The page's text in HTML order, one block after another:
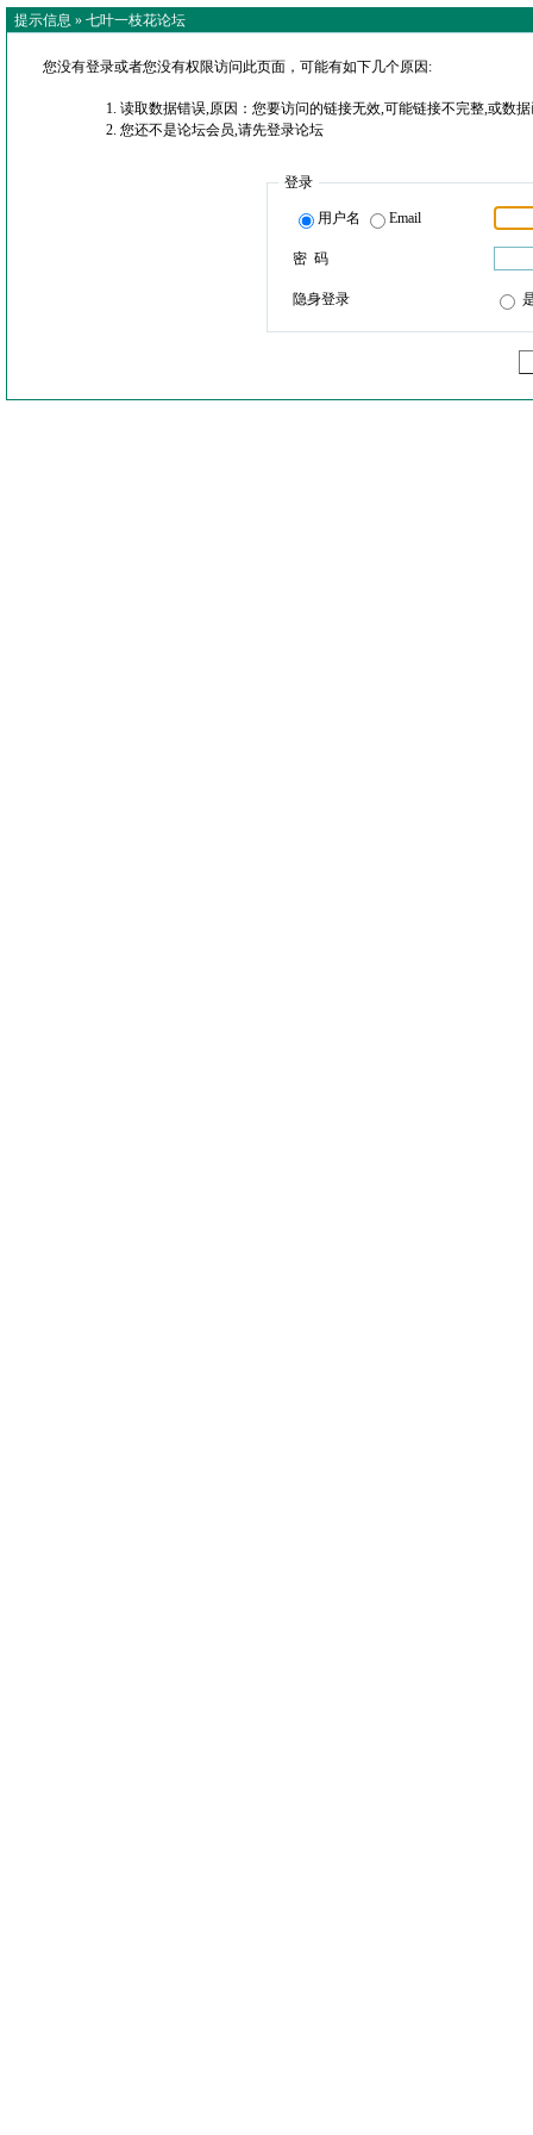
提示信息 » 七叶一枝花论坛
您没有登录或者您没有权限访问此页面，可能有如下几个原因:
读取数据错误,原因：您要访问的链接无效,可能链接不完整,或数
您还不是论坛会员,请先登录论坛
登录
用户名 Email
密 码
隐身登录